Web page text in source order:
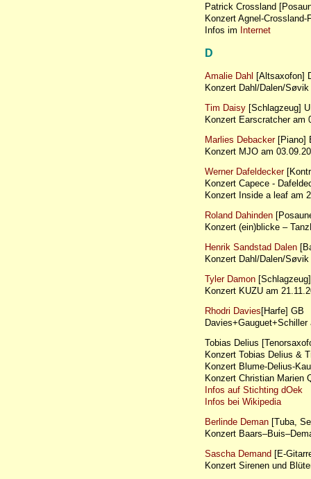
Patrick Crossland
Konzert Agnel-Crossland-
Infos im Internet
D
Amalie Dahl [Altsaxofon]
Konzert Dahl/Dalen/
Tim Daisy [Schlagzeug]
Konzert Earscratcher am
Marlies Debacker[Piano]
Konzert MJO am
Werner Dafeldecker
Konzert Capece -
Konzert Inside a leaf am
Roland Dahinden
Konzert (ein)blicke –
Henrik Sandstad Dalen
Konzert Dahl/Dalen/
Tyler Damon
Konzert KUZU am
Rhodri Davies[Harfe] GB
Tobias Delius
Konzert Tobias Delius &
Konzert Blume-Delius-
Konzert Christian Marien
Infos auf Stichting dOek
Infos bei Wikipedia
Berlinde Deman [Tuba,
Konzert
Sascha Demand [E-
Konzert Sirenen und